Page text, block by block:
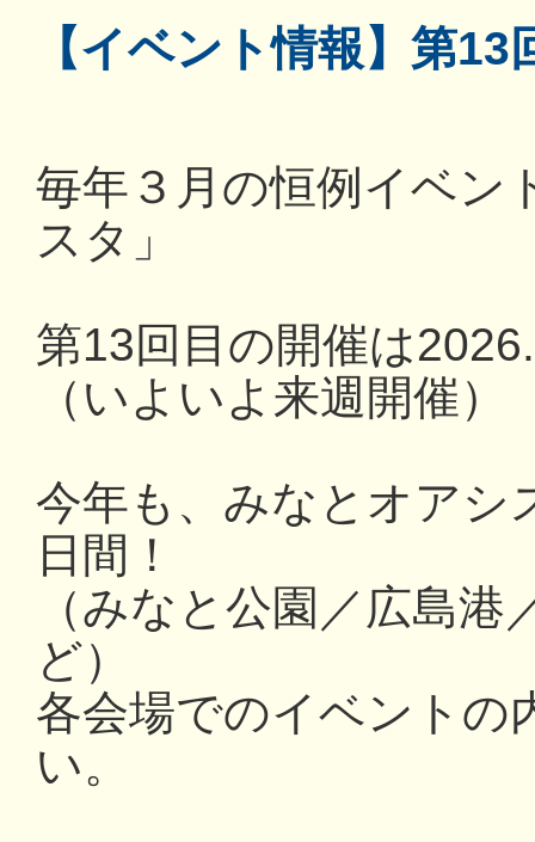
【イベント情報】第
毎年３月の恒例イベン
スタ」
第13回目の開催は
（いよいよ来週開催）
今年も、みなとオアシ
日間！
（みなと公園／広島
ど）
各会場でのイベントの
い。